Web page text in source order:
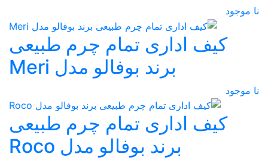
نا موجود
کیف اداری تمام چرم طبیعی
برند بوفالو مدل Meri
نا موجود
کیف اداری تمام چرم طبیعی
برند بوفالو مدل Roco